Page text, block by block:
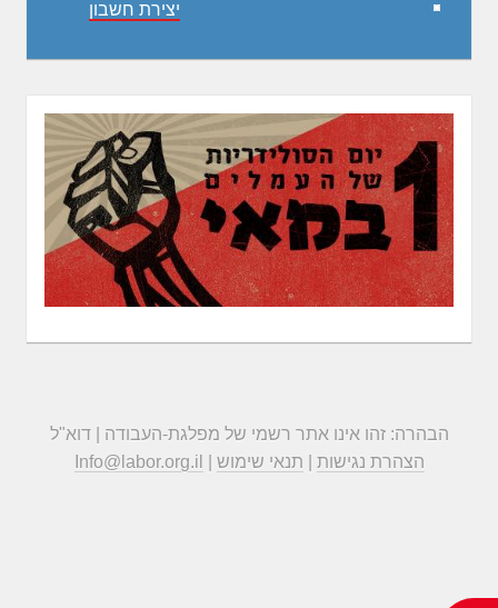
יצירת חשבון
הבהרה: זהו אינו אתר רשמי של מפלגת-העבודה | דוא"ל
Info@labor.org.il
הצהרת נגישות תנאי שימוש